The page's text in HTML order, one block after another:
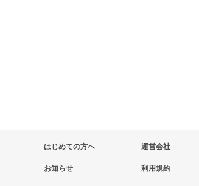
はじめての方へ
お知らせ
運営会社
利用規約